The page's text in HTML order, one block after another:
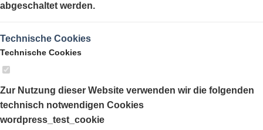
abgeschaltet werden.
Technische Cookies
Technische Cookies
Zur Nutzung dieser Website verwenden wir die folgenden
technisch notwendigen Cookies
wordpress_test_cookie